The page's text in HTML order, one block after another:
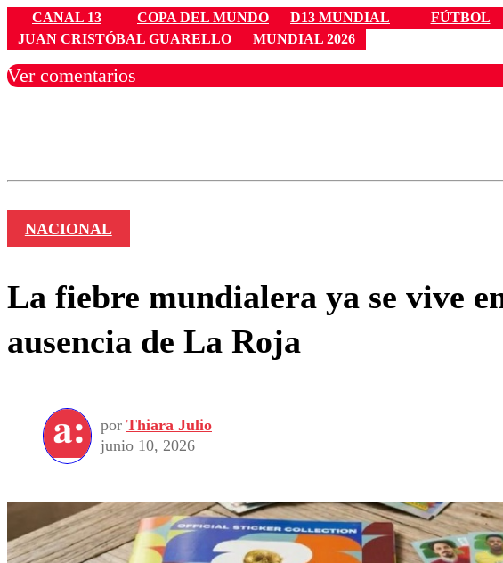
CANAL 13 COPA DEL MUNDO D13 MUNDIAL FÚTBOL
JUAN CRISTÓBAL GUARELLO
MUNDIAL 2026
Ver comentarios
NACIONAL
La fiebre mundialera ya se vive
ausencia de La Roja
por Thiara Julio
junio 10, 2026